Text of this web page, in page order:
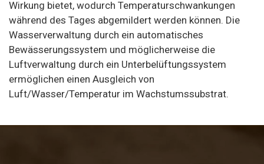
Wirkung bietet, wodurch Temperaturschwankungen
während des Tages abgemildert werden können. Die
Wasserverwaltung durch ein automatisches
Bewässerungssystem und möglicherweise die
Luftverwaltung durch ein Unterbelüftungssystem
ermöglichen einen Ausgleich von
Luft/Wasser/Temperatur im Wachstumssubstrat.